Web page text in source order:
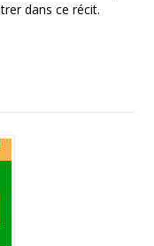
dans ce récit.